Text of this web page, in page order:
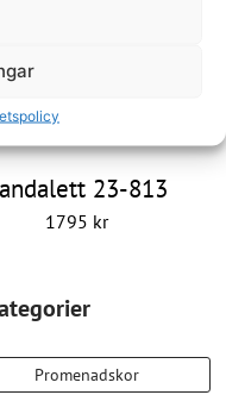
23-813
1795 kr
Promenadskor